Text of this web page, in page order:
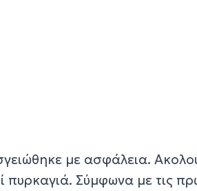
με ασφάλεια.
πυρκαγιά. Σύμφωνα με τις